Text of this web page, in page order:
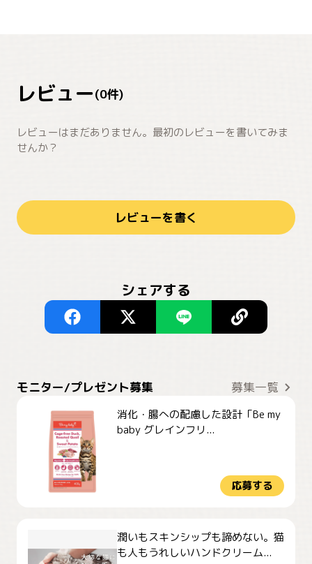
レビュー(0件)
レビューはまだありません。最初のレビューを書いてみま
せんか？
レビューを書く
シェアする
モニター/プレゼント募集 募集一覧
消化・腸への配慮した設計「Be my
baby グレインフリ...
応募する
潤いもスキンシップも諦めない。猫
も人もうれしいハンドクリーム...